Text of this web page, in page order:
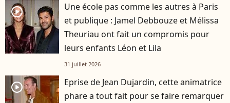
player2
Une école pas comme les autres à Paris
et publique : Jamel Debbouze et Mélissa
Theuriau ont fait un compromis pour
leurs enfants Léon et Lila
31 juillet 2026
player2
Eprise de Jean Dujardin, cette animatrice
phare a tout fait pour se faire remarquer